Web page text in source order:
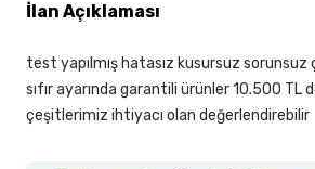
İlan Açıklaması
test yapılmış hatasız kusursuz sorunsuz
sıfır ayarında garantili ürünler 10.500 TL
çeşitlerimiz ihtiyacı olan değerlendirebilir